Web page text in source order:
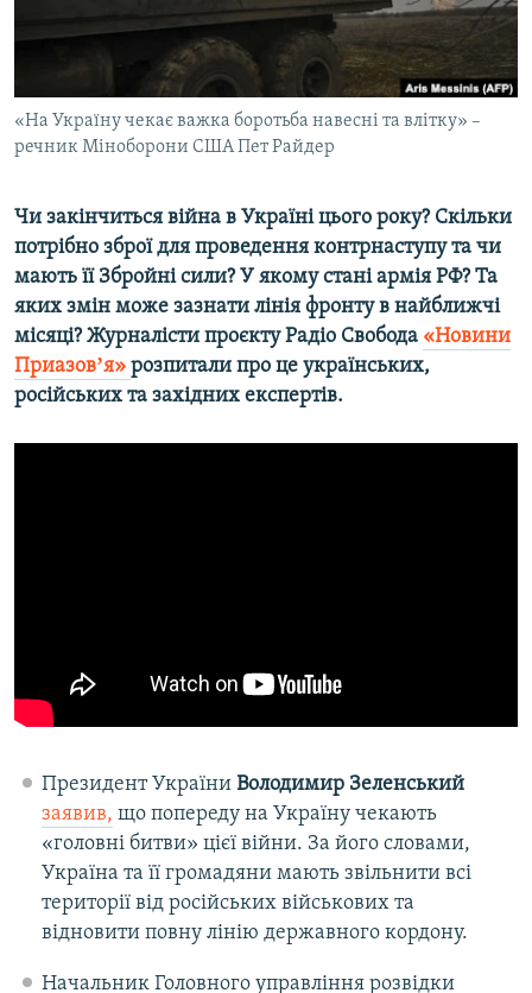
УКРАЇНСЬКА ПРОБЛЕМА КРИМУ
Qırımtatar
«На Україну чекає важка боротьба навесні та влітку» –
речник Міноборони США Пет Райдер
Чи закінчиться війна в Україні цього року? Скільки
потрібно зброї для проведення контрнаступу та чи
мають її Збройні сили? У якому стані армія РФ? Та
яких змін може зазнати лінія фронту в найближчі
місяці? Журналісти проєкту Радіо Свобода «Новини
Приазовʼя» розпитали про це українських,
російських та західних експертів.
Президент України Володимир Зеленський
заявив, що попереду на Україну чекають
«головні битви» цієї війни. За його словами,
Україна та її громадяни мають звільнити всі
території від російських військових та
відновити повну лінію державного кордону.
Начальник Головного управління розвідки